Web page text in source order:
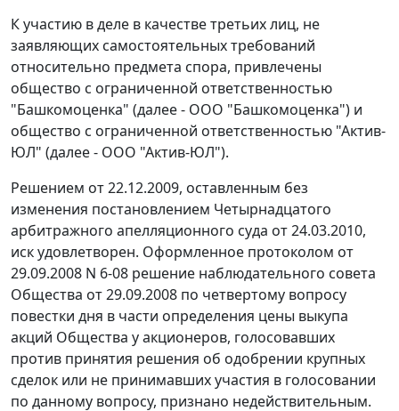
К участию в деле в качестве третьих лиц, не
заявляющих самостоятельных требований
относительно предмета спора, привлечены
общество с ограниченной ответственностью
"Башкомоценка" (далее - ООО "Башкомоценка") и
общество с ограниченной ответственностью "Актив-
ЮЛ" (далее - ООО "Актив-ЮЛ").
Решением от 22.12.2009, оставленным без
изменения постановлением Четырнадцатого
арбитражного апелляционного суда от 24.03.2010,
иск удовлетворен. Оформленное протоколом от
29.09.2008 N 6-08 решение наблюдательного совета
Общества от 29.09.2008 по четвертому вопросу
повестки дня в части определения цены выкупа
акций Общества у акционеров, голосовавших
против принятия решения об одобрении крупных
сделок или не принимавших участия в голосовании
по данному вопросу, признано недействительным.